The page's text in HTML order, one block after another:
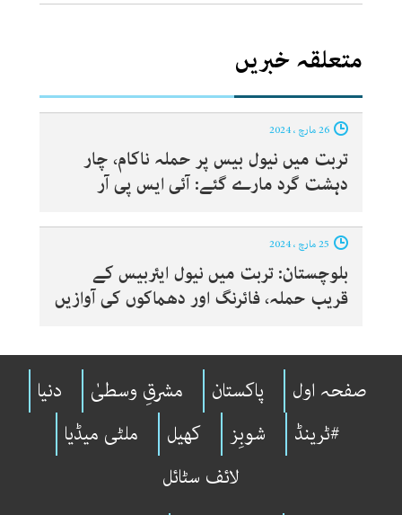
متعلقہ خبریں
تربت میں نیول بیس پر حملہ ناکام، چار
دہشت گرد مارے گئے: آئی ایس پی آر
بلوچستان: تربت میں نیول ایئربیس کے
قریب حملہ، فائرنگ اور دھماکوں کی آوازیں
صفحہ اول پاکستان مشرقِ وسطیٰ
دنیا
#ٹرینڈ
شوبِز کھیل
ملٹی میڈیا
لائف سٹائل